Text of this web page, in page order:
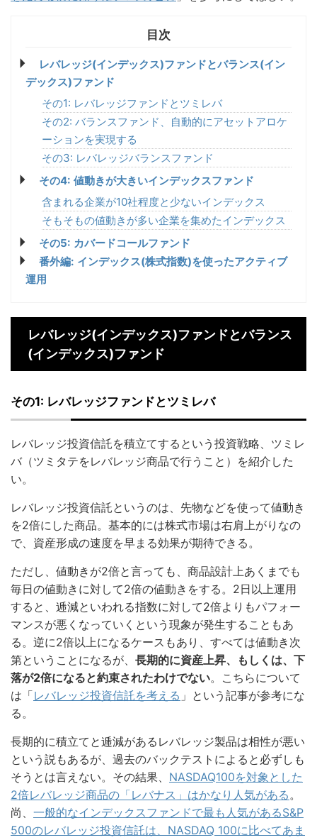
レバレッジ(インデックス)ファンドとバランス(イン
デックス)ファンド
その1: レバレッジファンドとツミレバ
その2: バランスファンド、自動的にアセットアロケ
ーションを実現する
その3: レバレッジバランスファンド
その4: 値動きが大きいインデックスファンド
含まれる企業が10社程度と少ないインデックス
そもそもの値動きが多い企業を集めたインデックス
その5: カバードコールファンド
番外編: インデックス(株式指数)を使ったアクティブ
運用
レバレッジ(インデックス)ファンドとバランス
(インデックス)ファンド
その1: レバレッジファンドとツミレバ
レバレッジ投資信託を積立てするという投資戦略、ツミレ
バ（ツミタテをレバレッジ商品で行うこと）を紹介した
い。
レバレッジ投資信託というのは、先物などを使って値動き
を2倍にした商品。基本的には株式市場は右肩上がりなの
で、資産形成の速度を早まる効果が期待できる。
ただし、値動きが2倍と言っても、商品設計上あくまでも
毎日の値動きに対して2倍の値動きをする。2日以上運用
すると、逓減といわれる指数に対して2倍よりもパフォー
マンスが悪くなっていくという現象が発生することもあ
る。逆に2倍以上になるケースもあり、すべては値動き次
第ということになるが、 長期的に資産上昇、もしくは、下
落が2倍になると約束されたわけでない。こちらについて
は「レバレッジ投資信託を考える 」という記事が参考にな
る。
長期的に積立てと逓減があるレバレッジ製品は相性が悪い
という説もあるが、過去のバックテストによると必ずしも
そうとは言えない。その結果、 NASDAQ100を対象とした
2倍レバレッジ商品の「レバナス」はかなり人気がある。
尚、 一般的なインデックスファンドで最も人気があるS&P
500のレバレッジ投資信託は、NASDAQ 100に比べてあま